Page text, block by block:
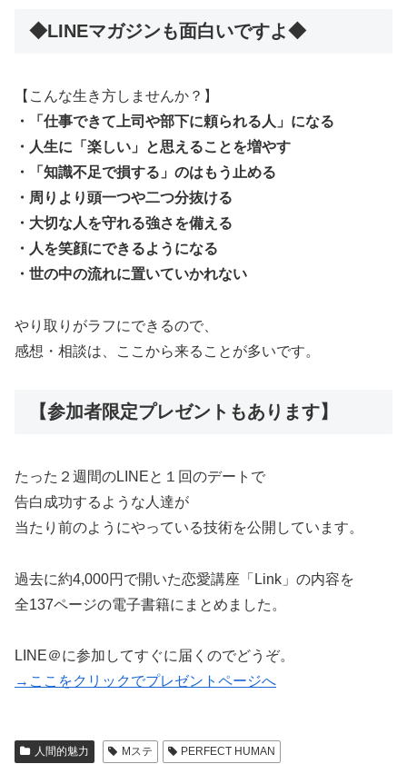
◆LINEマガジンも面白いですよ◆
【こんな生き方しませんか？】
・「仕事できて上司や部下に頼られる人」になる
・人生に「楽しい」と思えることを増やす
・「知識不足で損する」のはもう止める
・周りより頭一つや二つ分抜ける
・大切な人を守れる強さを備える
・人を笑顔にできるようになる
・世の中の流れに置いていかれない
やり取りがラフにできるので、
感想・相談は、ここから来ることが多いです。
【参加者限定プレゼントもあります】
たった２週間のLINEと１回のデートで
告白成功するような人達が
当たり前のようにやっている技術を公開しています。
過去に約4,000円で開いた恋愛講座「Link」の内容を
全137ページの電子書籍にまとめました。
LINE＠に参加してすぐに届くのでどうぞ。
→ここをクリックでプレゼントページへ
人間的魅力 Mステ PERFECT HUMAN